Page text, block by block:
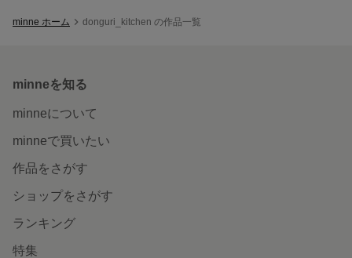
minne ホーム donguri_kitchen の作品一覧
minneを知る
minneについて
minneで買いたい
作品をさがす
ショップをさがす
ランキング
特集